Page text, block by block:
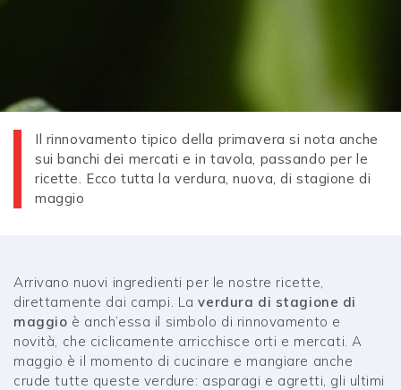
Il rinnovamento tipico della primavera si nota anche
sui banchi dei mercati e in tavola, passando per le
ricette. Ecco tutta la verdura, nuova, di stagione di
maggio
Arrivano nuovi ingredienti per le nostre ricette,
direttamente dai campi. La verdura di stagione di
maggio è anch’essa il simbolo di rinnovamento e
novità, che ciclicamente arricchisce orti e mercati. A
maggio è il momento di cucinare e mangiare anche
crude tutte queste verdure: asparagi e agretti, gli ultimi